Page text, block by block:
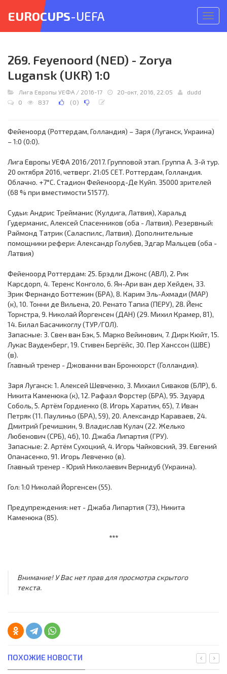
меню
EUROCUPS-UEFA
269. Feyenoord (NED) - Zorya
Lugansk (UKR) 1:0
Лига Европы УЕФА / 2016-17 20-окт, 2016, 22:05
dudd
0
837 (0)
Фейеноорд (Роттердам, Голландия) – Заря (Луганск, Украина)
– 1:0 (0:0).
Лига Европы УЕФА 2016/2017. Групповой этап. Группа A. 3-й тур.
20 октября 2016, четверг. 21:05 CET. Роттердам, Голландия.
Облачно. +7°C. Стадион Фейеноорд-Де Куйп. 35000 зрителей
(68 % при вместимости 51577).
Судьи: Андрис Трейманис (Кулдига, Латвия), Харальд
Гудерманис, Алексей Спасенников (оба - Латвия). Резервный:
Раймонд Татрик (Саласпилс, Латвия). Дополнительные
помощники рефери: Александр Голубев, Эдгар Мальцев (оба -
Латвия)
Фейеноорд Роттердам: 25. Брэдли Джонс (АВЛ), 2. Рик
Карсдорп, 4. Теренс Конголо, 6. Ян-Ари ван дер Хейден, 33.
Эрик Фернандо Боттежин (БРА), 8. Карим Эль-Ахмади (МАР)
(к), 10. Тонни де Вильена, 20. Ренато Тапиа (ПЕРУ), 28. Йенс
Торнстра, 9. Николай Йоргенсен (ДАН) (29. Михил Крамер, 81),
14. Билал Басачикоглу (ТУР/ГОЛ).
Запасные: 3. Свен ван Бэк, 5. Марко Вейинович, 7. Дирк Кюйт, 15.
Лукас Вауденберг, 19. Стивен Бергёйс, 30. Пер Ханссон (ШВЕ)
(в).
Главный тренер - Джованни ван Бронкхорст (Голландия).
Заря Луганск: 1. Алексей Шевченко, 3. Михаил Сиваков (БЛР), 6.
Никита Каменюка (к), 12. Рафаэл Форстер (БРА), 95. Эдуард
Соболь, 5. Артём Гордиенко (8. Игорь Харатин, 65), 7. Иван
Петряк (11. Паулиньо (БРА), 59), 20. Александр Караваев, 24.
Дмитрий Гречишкин, 9. Владислав Кулач (22. Желько
Любенович (СРБ), 46), 10. Джаба Липартия (ГРУ).
Запасные: 2. Артём Сухоцкий, 4. Игорь Чайковский, 39. Евгений
Опанасенко, 91. Игорь Левченко (в).
Главный тренер - Юрий Николаевич Вернидуб (Украина).
Гол: 1:0 Николай Йоргенсен (55).
Предупреждения: нет - Джаба Липартия (73), Никита
Каменюка (85).
***
Внимание! У Вас нет прав для просмотра скрытого
текста.
ПОХОЖИЕ НОВОСТИ